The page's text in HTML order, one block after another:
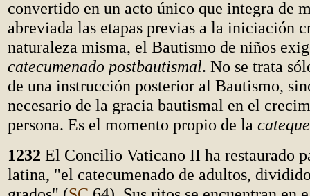
convertido en un acto único que integra de
abreviada las etapas previas a la iniciación
naturaleza misma, el Bautismo de niños
catecumenado postbautismal. No se trata
de una instrucción posterior al Bautismo,
necesario de la gracia bautismal en el
persona. Es el momento propio de la
1232 El Concilio Vaticano II ha restaurado
latina, "el catecumenado de adultos,